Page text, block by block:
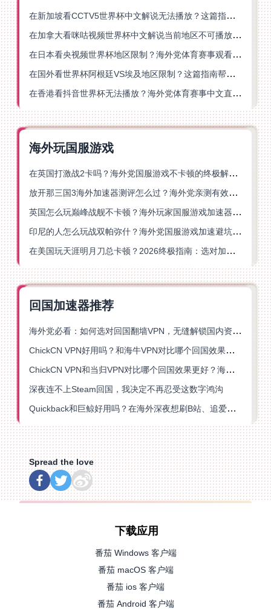
在新加坡看CCTV5世界杯中文解说无法播放？这篇指南帮你解锁海外体育直播自由
在加拿大看咪咕视频世界杯中文解说当前地区不可播放？这篇指南帮你一键解决
在日本看央视频世界杯地区限制？海外党体育赛事观看终极指南
在国外看世界杯阿根廷VS埃及地区限制？这篇指南帮你搞定中文直播+解说
在香港看抖音世界杯无法播放？海外党体育赛事中文直播终极指南
海外玩国服游戏
在英国打激战2卡吗？海外党国服游戏不卡顿的终极解决方案
放开那三国3海外加速器测评怎么过？海外党亲测有效的国服游戏加速指南
英国怎么玩巅峰战舰不卡顿？海外玩家国服游戏加速器终极指南
印尼的人怎么玩战双帕弥什？海外党国服游戏加速避坑指南
在美国玩天涯明月刀总卡顿？2026终极指南：选对加速器让你丝滑连招
回国加速器推荐
海外党必看：如何选对回国翻墙VPN，无缝解锁国内资源？
ChickCN VPN好用吗？和海牛VPN对比哪个回国效果更好？
ChickCN VPN和当归VPN对比哪个回国效果更好？海外党亲测后选了它
深夜连不上Steam回国，我决定不再忍受这数字鸿沟
Quickback和巨鲸好用吗？在海外深夜想刷B站、追爱奇艺的你，或许正需要这份答案
Spread the love
下载应用
番茄 Windows 客户端
番茄 macOS 客户端
番茄 ios 客户端
番茄 Android 客户端